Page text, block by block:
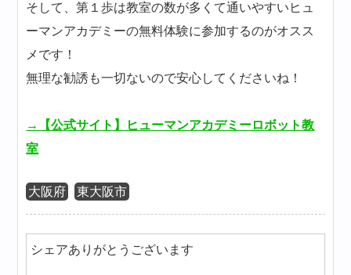
そして、第１歩は教室の数が多くて通いやすいヒュ
ーマンアカデミーの無料体験に参加するのがオスス
メです！
無理な勧誘も一切ないので安心してくださいね！
→【公式サイト】ヒューマンアカデミーロボット教
室
大阪府 東大阪市
シェアありがとうございます